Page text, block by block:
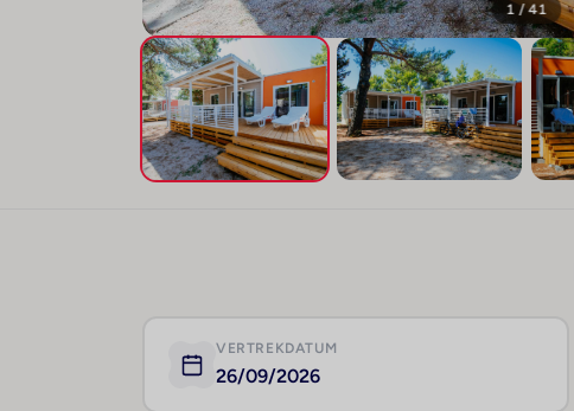
1 / 41
VERTREKDATUM
26/09/2026